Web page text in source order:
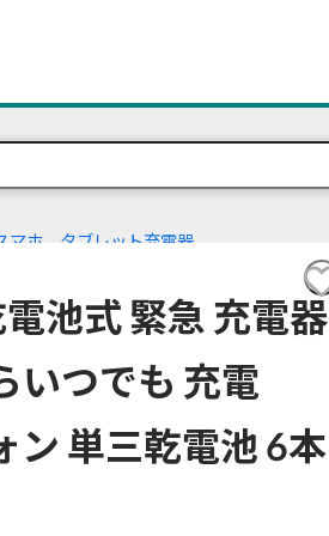
マホ、タブレット充電器
池式 緊急 充電器
いつでも 充電
ン 単三乾電池 6本